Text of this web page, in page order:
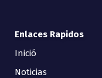
Enlaces Rapidos
Inició
Noticias